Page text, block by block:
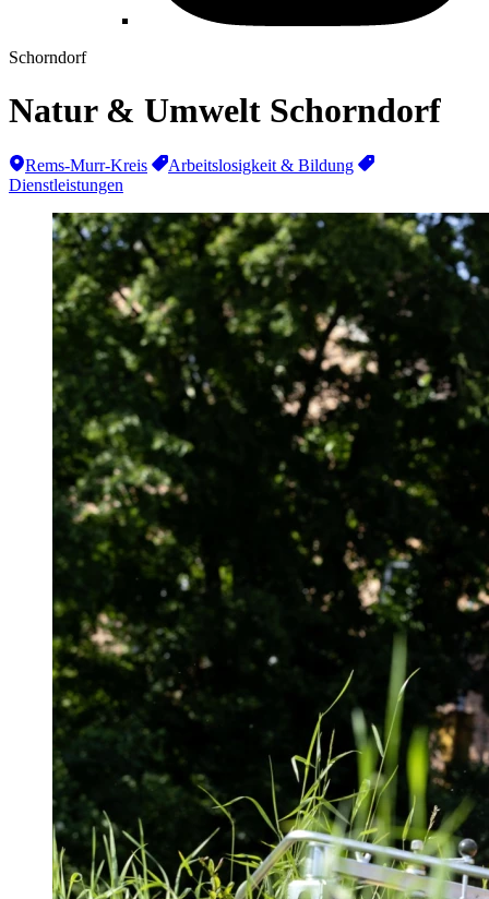
Schorndorf
Natur & Umwelt Schorndorf
Rems-Murr-Kreis
Arbeitslosigkeit & Bildung
Dienstleistungen